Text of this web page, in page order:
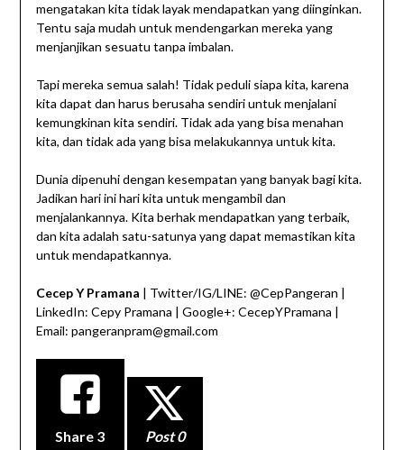
mengatakan kita tidak layak mendapatkan yang diinginkan.
Tentu saja mudah untuk mendengarkan mereka yang
menjanjikan sesuatu tanpa imbalan.
Tapi mereka semua salah! Tidak peduli siapa kita, karena
kita dapat dan harus berusaha sendiri untuk menjalani
kemungkinan kita sendiri. Tidak ada yang bisa menahan
kita, dan tidak ada yang bisa melakukannya untuk kita.
Dunia dipenuhi dengan kesempatan yang banyak bagi kita.
Jadikan hari ini hari kita untuk mengambil dan
menjalankannya. Kita berhak mendapatkan yang terbaik,
dan kita adalah satu-satunya yang dapat memastikan kita
untuk mendapatkannya.
Cecep Y Pramana | Twitter/IG/LINE: @CepPangeran |
LinkedIn: Cepy Pramana | Google+: CecepYPramana |
Email: pangeranpram@gmail.com
Share 3 Post 0